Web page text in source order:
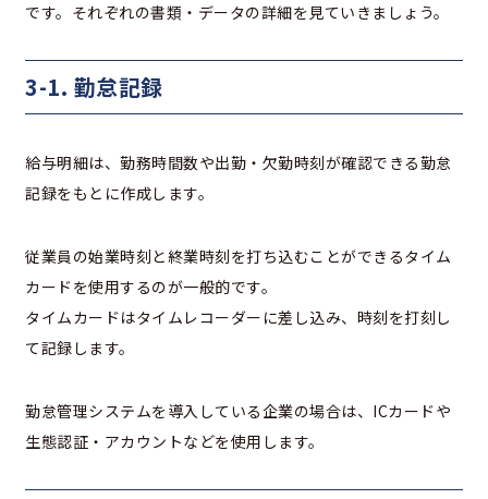
です。それぞれの書類・データの詳細を見ていきましょう。
3-1. 勤怠記録
給与明細は、勤務時間数や出勤・欠勤時刻が確認できる勤怠
記録をもとに作成します。
従業員の始業時刻と終業時刻を打ち込むことができるタイム
カードを使用するのが一般的です。
タイムカードはタイムレコーダーに差し込み、時刻を打刻し
て記録します。
勤怠管理システムを導入している企業の場合は、ICカードや
生態認証・アカウントなどを使用します。